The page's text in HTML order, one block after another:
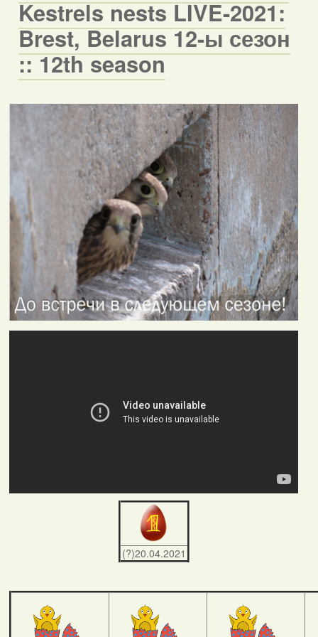
Kestrels nests LIVE-2021:
Brest, Belarus 12-ы сезон
:: 12th season
(?)20.04.2021